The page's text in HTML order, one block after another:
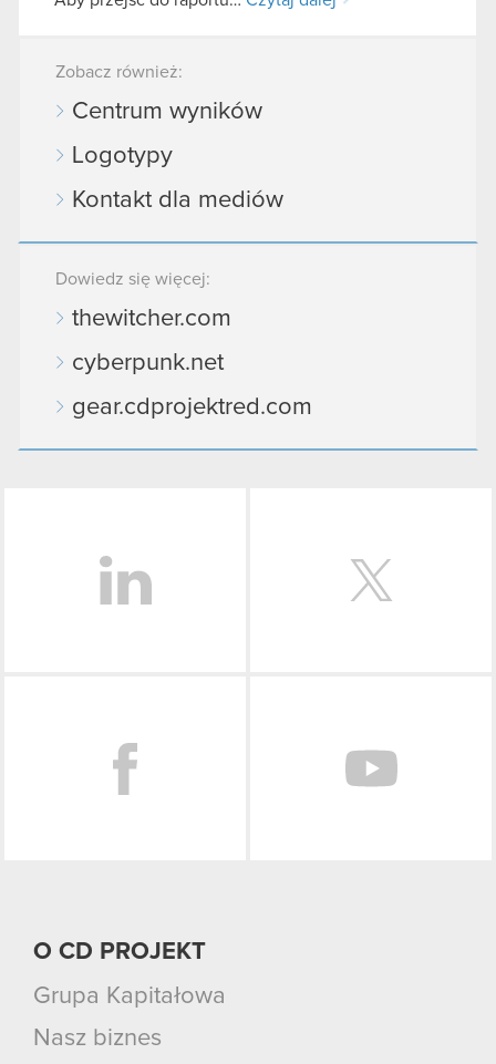
Zobacz również:
Centrum wyników
Logotypy
Kontakt dla mediów
Dowiedz się więcej:
thewitcher.com
cyberpunk.net
gear.cdprojektred.com
O CD PROJEKT
Grupa Kapitałowa
Nasz biznes